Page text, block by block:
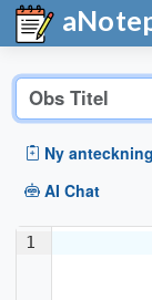
Ny anteckning
AI Chat
1